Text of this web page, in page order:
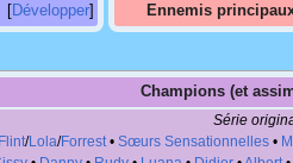
Développer Ennemis
Champions (et
Série
Flint/Lola/Forrest• Sœurs Sensationnelles•